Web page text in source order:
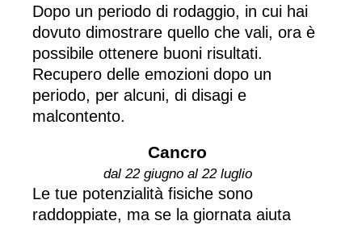
Dopo un periodo di rodaggio, in cui hai
dovuto dimostrare quello che vali, ora è
possibile ottenere buoni risultati.
Recupero delle emozioni dopo un
periodo, per alcuni, di disagi e
malcontento.
Cancro
dal 22 giugno al 22 luglio
Le tue potenzialità fisiche sono
raddoppiate, ma se la giornata aiuta